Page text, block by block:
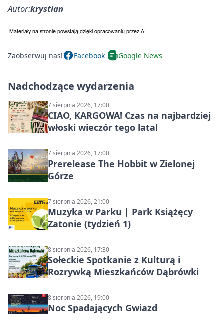
Autor:krystian
Zaobserwuj nas! Facebook Google News
Nadchodzące wydarzenia
7 sierpnia 2026, 17:00
CIAO, KARGOWA! Czas na najbardziej
włoski wieczór tego lata!
7 sierpnia 2026, 17:00
Prerelease The Hobbit w Zielonej
Górze
7 sierpnia 2026, 21:00
Muzyka w Parku | Park Książęcy
Zatonie (tydzień 1)
8 sierpnia 2026, 17:30
Sołeckie Spotkanie z Kulturą i
Rozrywką Mieszkańców Dąbrówki
8 sierpnia 2026, 19:00
Noc Spadających Gwiazd